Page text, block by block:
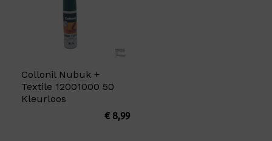
Collonil Nubuk +
Textile 12001000 50
Kleurloos
€8,99